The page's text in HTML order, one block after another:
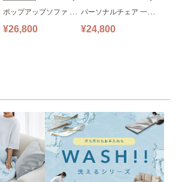
ポップアップソファ ソ
ファ フロアソファ 幅10
¥26,800
パーソナルチェア 一人
掛けソファ O’HANA ソ
¥24,800